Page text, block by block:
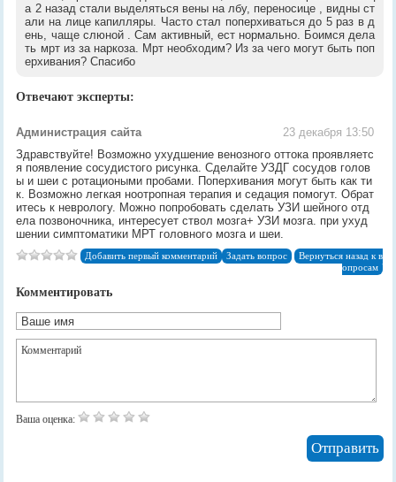
а 2 назад стали выделяться вены на лбу, переносице , видны ст
али на лице капилляры. Часто стал поперхиваться до 5 раз в д
ень, чаще слюной . Сам активный, ест нормально. Боимся дела
ть мрт из за наркоза. Мрт необходим? Из за чего могут быть поп
ерхивания? Спасибо
Отвечают эксперты:
Администрация сайта
23 декабря 13:50
Здравствуйте! Возможно ухудшение венозного оттока проявляетс
я появление сосудистого рисунка. Сделайте УЗДГ сосудов голов
ы и шеи с ротациоными пробами. Поперхивания могут быть как ти
к. Возможно легкая ноотропная терапия и седация помогут. Обрат
итесь к неврологу. Можно попробовать сделать УЗИ шейного отд
ела позвоночника, интересует ствол мозга+ УЗИ мозга. при ухуд
шении симптоматики МРТ головного мозга и шеи.
Добавить первый комментарий Задать вопрос
Вернуться назад к в
опросам
Комментировать
Ваша оценка: